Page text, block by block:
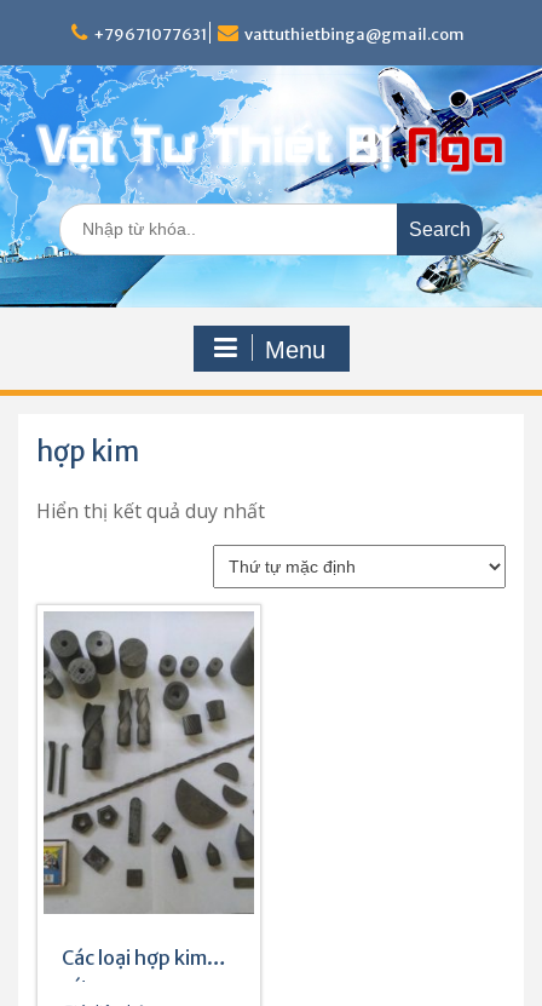
+79671077631 vattuthietbinga@gmail.com
Search
for:
Menu
hợp kim
Hiển thị kết quả duy nhất
Các loại hợp kim
cứng